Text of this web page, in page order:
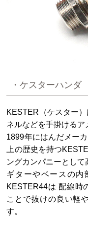
・ケスターハンダ
KESTER（ケスター
ネルなどを手掛けるア
1899年にはんだメー
上の歴史を持つ
ングカンパニーとして
ギターやベースの内
KESTER44は 配線時
ことで抜けの良い軽
す。